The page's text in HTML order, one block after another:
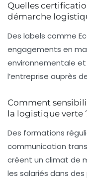
Quelles
démarche
Des labels comme
engagements en
environnementale
l’entreprise auprès
Comment
la logistique verte
Des formations
communication
créent un climat de
les salariés dans